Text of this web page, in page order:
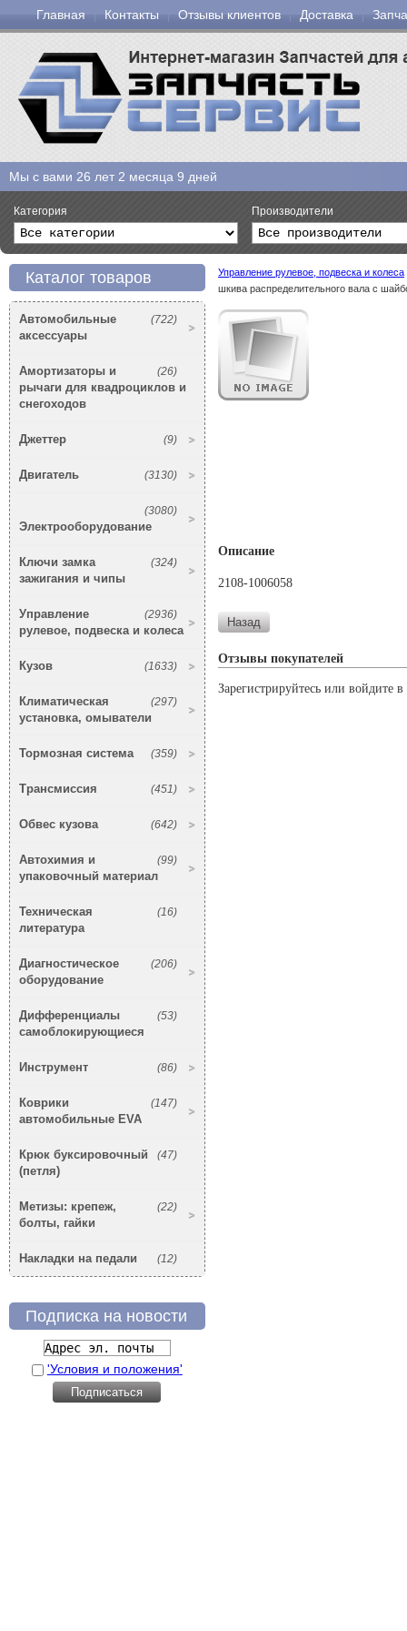
Главная Контакты Отзывы клиентов Доставка
Мы с вами 26 лет 2 месяца 9 дней
Категория Производители
Каталог товаров
(722)
Автомобильные
аксессуары
(26)
Амортизаторы и
рычаги для квадроциклов и
снегоходов
(9)
Джеттер
(3130)
Двигатель
(3080)
Электрооборудование
(324)
Ключи замка
зажигания и чипы
(2936)
Управление
рулевое, подвеска и колеса
(1633)
Кузов
(297)
Климатическая
установка, омыватели
(359)
Тормозная система
(451)
Трансмиссия
(642)
Обвес кузова
(99)
Автохимия и
упаковочный материал
(16)
Техническая
литература
(206)
Диагностическое
оборудование
(53)
Дифференциалы
самоблокирующиеся
(86)
Инструмент
(147)
Коврики
автомобильные EVA
(47)
Крюк буксировочный
(петля)
(22)
Метизы: крепеж,
болты, гайки
(12)
Накладки на педали
Подписка на новости
'Условия и положения'
Управление рулевое, подвеска и колеса
шкива распределительного вала с
Описание
2108-1006058
Отзывы покупателей
Зарегистрируйтесь или войдите